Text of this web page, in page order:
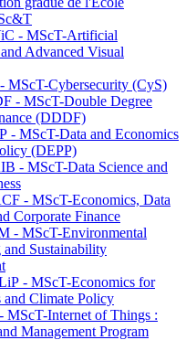
- MScT-Artificial
Advanced Visual
MScT-Cybersecurity (CyS)
- MScT-Double Degree
(DDDF)
- MScT-Data and Economics
(DEPP)
- MScT-Data Science and
- MScT-Economics, Data
Corporate Finance
- MScT-Environmental
and Sustainability
- MScT-Economics for
and Climate Policy
MScT-Internet of Things :
Management Program